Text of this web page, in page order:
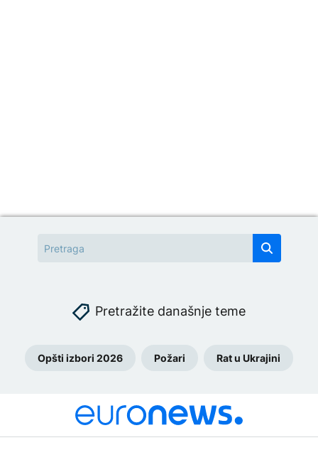
Pretražite današnje teme
Opšti izbori 2026 Požari Rat u Ukrajini